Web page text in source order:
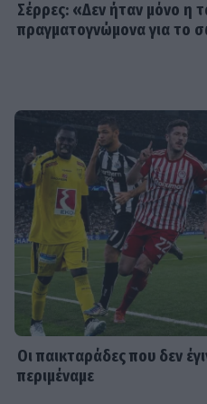
τραγούδι το έγραψα όταν
Δημοτικού¬
Μπαμπά σ’ αγαπώ - Ελένη
Μαίρη δεν λειτουργεί
να δημιουργεί χάος
MEDIA
Έλλη Κασόλη: «Έχω τη
του «στρατιώτη»
Σέρρες: «Δεν ήταν μόνο η
πραγματογνώμονα για το
Οι παικταράδες που δεν
περιμέναμε